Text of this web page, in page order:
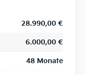
28.990,00 €
6.000,00 €
48 Monate